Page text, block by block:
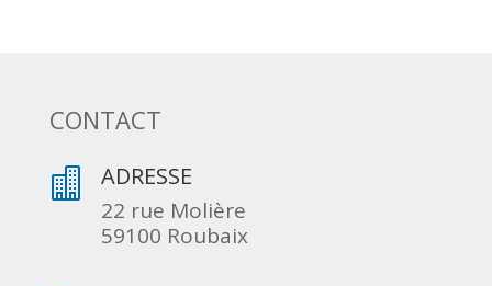
CONTACT
 ADRESSE
22 rue Molière
59100 Roubaix